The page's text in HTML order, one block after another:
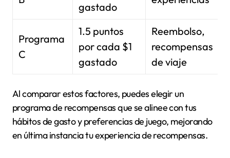
gastado
Programa
C
1.5 puntos
por cada $1
gastado
Reembolso,
recompensas
de viaje
Al comparar estos factores, puedes elegir un
programa de recompensas que se alinee con tus
hábitos de gasto y preferencias de juego, mejorando
en última instancia tu experiencia de recompensas.